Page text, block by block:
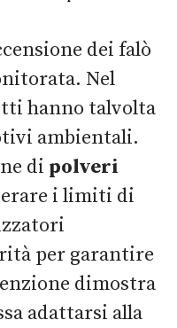
dei falò
Nel
hanno talvolta
ambientali.
di polveri
i limiti di
per garantire
dimostra
adattarsi alla